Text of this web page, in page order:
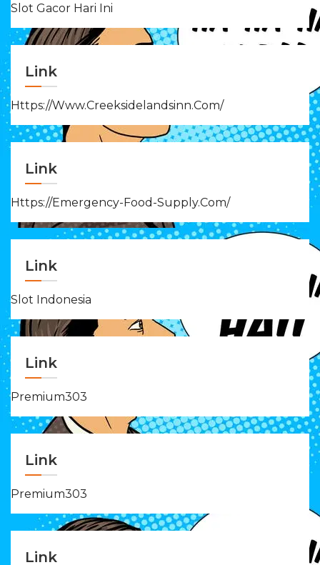
Slot Gacor Hari Ini
Link
Https://www.creeksidelandsinn.com/
Link
Https://emergency-Food-Supply.com/
Link
Slot Indonesia
Link
Premium303
Link
Premium303
Link